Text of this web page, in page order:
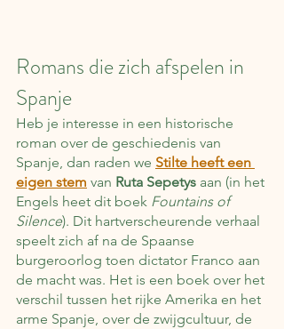
Romans die zich afspelen in
Spanje
Heb je interesse in een historische
roman over de geschiedenis van
Spanje, dan raden we Stilte heeft een
eigen stem van Ruta Sepetys aan (in het
Engels heet dit boek Fountains of
Silence). Dit hartverscheurende verhaal
speelt zich af na de Spaanse
burgeroorlog toen dictator Franco aan
de macht was. Het is een boek over het
verschil tussen het rijke Amerika en het
arme Spanje, over de zwijgcultuur, de